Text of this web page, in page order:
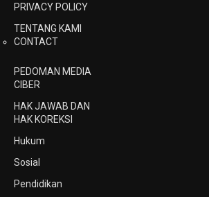
PRIVACY POLICY
TENTANG KAMI
CONTACT
PEDOMAN MEDIA
CIBER
HAK JAWAB DAN
HAK KOREKSI
Hukum
Sosial
Pendidikan